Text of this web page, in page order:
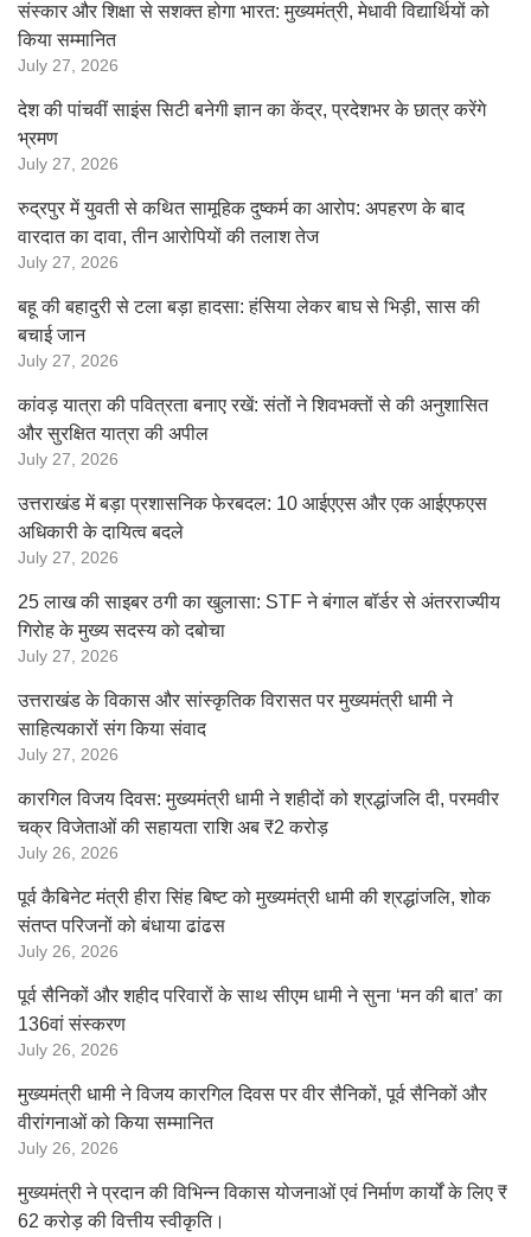
संस्कार और शिक्षा से सशक्त होगा भारत: मुख्यमंत्री, मेधावी विद्यार्थियों को
किया सम्मानित
July 27, 2026
देश की पांचवीं साइंस सिटी बनेगी ज्ञान का केंद्र, प्रदेशभर के छात्र करेंगे
भ्रमण
July 27, 2026
रुद्रपुर में युवती से कथित सामूहिक दुष्कर्म का आरोप: अपहरण के बाद
वारदात का दावा, तीन आरोपियों की तलाश तेज
July 27, 2026
बहू की बहादुरी से टला बड़ा हादसा: हंसिया लेकर बाघ से भिड़ी, सास की
बचाई जान
July 27, 2026
कांवड़ यात्रा की पवित्रता बनाए रखें: संतों ने शिवभक्तों से की अनुशासित
और सुरक्षित यात्रा की अपील
July 27, 2026
उत्तराखंड में बड़ा प्रशासनिक फेरबदल: 10 आईएएस और एक आईएफएस
अधिकारी के दायित्व बदले
July 27, 2026
25 लाख की साइबर ठगी का खुलासा: STF ने बंगाल बॉर्डर से अंतरराज्यीय
गिरोह के मुख्य सदस्य को दबोचा
July 27, 2026
उत्तराखंड के विकास और सांस्कृतिक विरासत पर मुख्यमंत्री धामी ने
साहित्यकारों संग किया संवाद
July 27, 2026
कारगिल विजय दिवस: मुख्यमंत्री धामी ने शहीदों को श्रद्धांजलि दी, परमवीर
चक्र विजेताओं की सहायता राशि अब ₹2 करोड़
July 26, 2026
पूर्व कैबिनेट मंत्री हीरा सिंह बिष्ट को मुख्यमंत्री धामी की श्रद्धांजलि, शोक
संतप्त परिजनों को बंधाया ढांढस
July 26, 2026
पूर्व सैनिकों और शहीद परिवारों के साथ सीएम धामी ने सुना ‘मन की बात’ का
136वां संस्करण
July 26, 2026
मुख्यमंत्री धामी ने विजय कारगिल दिवस पर वीर सैनिकों, पूर्व सैनिकों और
वीरांगनाओं को किया सम्मानित
July 26, 2026
मुख्यमंत्री ने प्रदान की विभिन्न विकास योजनाओं एवं निर्माण कार्यों के लिए ₹
62 करोड़ की वित्तीय स्वीकृति।